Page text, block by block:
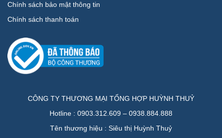
Chính sách bảo mật thông tin
Chính sách thanh toán
CÔNG TY THƯƠNG MẠI TỔNG HỢP HUỲNH THUỶ
Hotline : 0903.312.609 – 0938.884.888
Tên thương hiệu : Siêu thị Huỳnh Thuỷ